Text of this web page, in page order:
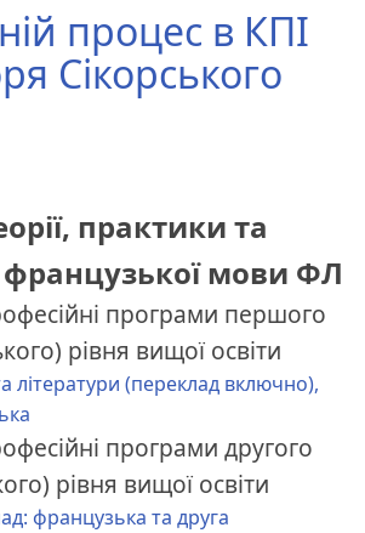
процес в КПІ
Сікорського
практики та
мови ФЛ
програми першого
рівня вищої освіти
літератури (переклад включно),
програми другого
рівня вищої освіти
французька та друга